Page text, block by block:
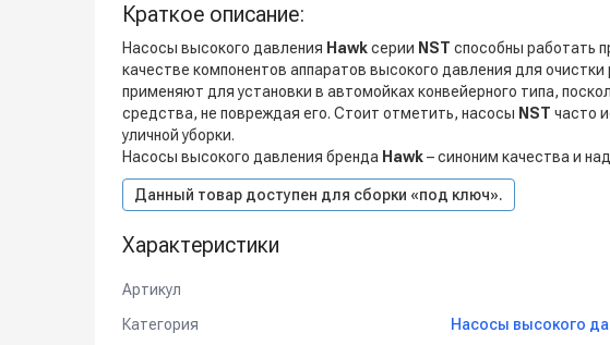
Краткое описание:
Насосы высокого давления Hawkсерии NST способны работать
качестве компонентов аппаратов высокого давления для
применяют для установки в автомойках конвейерного типа,
средства, не повреждая его. Стоит отметить, насосы NST часто
уличной уборки.
Насосы высокого давления бренда Hawk– синоним качества и
Данный товар доступен для сборки «под ключ».
Характеристики
Артикул
Категория
Насосы высокого